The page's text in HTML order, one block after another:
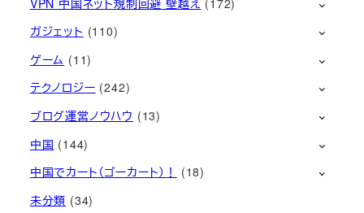
ガジェット (110)
ゲーム (11)
テクノロジー (242)
ブログ運営ノウハウ (13)
中国 (144)
中国でカート（ゴーカート）！
(18)
未分類 (34)